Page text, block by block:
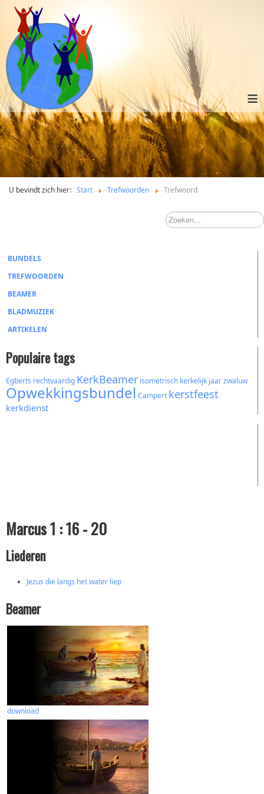
≡
U bevindt zich hier: Start Trefwoorden Trefwoord
BUNDELS
TREFWOORDEN
BEAMER
BLADMUZIEK
ARTIKELEN
Populaire tags
Egberts rechtvaardig KerkBeamer isometrisch kerkelijk jaarzwaluw
Opwekkingsbundel Campert kerstfeest
kerkdienst
Marcus 1 : 16 - 20
Liederen
Jezus die langs het water liep
Beamer
download